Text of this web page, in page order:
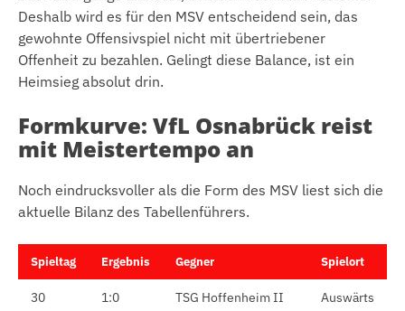
Deshalb wird es für den MSV entscheidend sein, das
gewohnte Offensivspiel nicht mit übertriebener
Offenheit zu bezahlen. Gelingt diese Balance, ist ein
Heimsieg absolut drin.
Formkurve: VfL Osnabrück reist
mit Meistertempo an
Noch eindrucksvoller als die Form des MSV liest sich die
aktuelle Bilanz des Tabellenführers.
Spieltag Ergebnis Gegner Spielort
30 1:0 TSG Hoffenheim II Auswärts